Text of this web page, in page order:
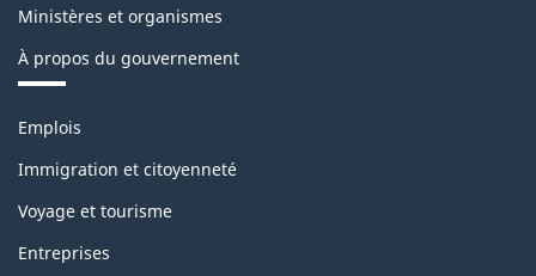
Ministères et organismes
À propos du gouvernement
Thèmes
sujets
Emplois
Immigration et citoyenneté
Voyage et tourisme
Entreprises